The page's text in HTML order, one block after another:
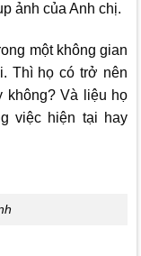
ảnh của Anh chị.
một không gian
Thì họ có trở nên
không? Và liệu họ
việc hiện tại hay